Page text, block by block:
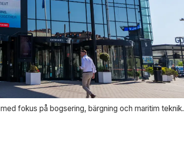
fokus på bogsering, bärgning och maritim teknik.